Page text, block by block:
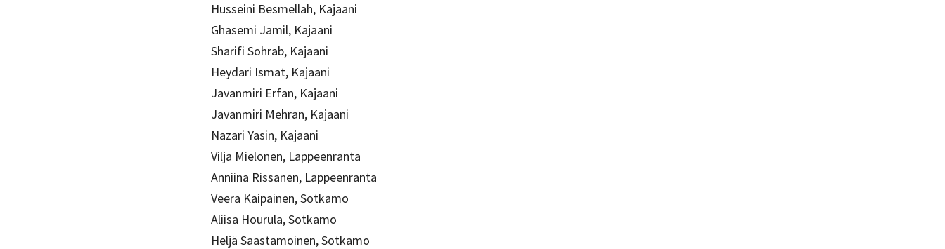
Husseini Besmellah, Kajaani
Ghasemi Jamil, Kajaani
Sharifi Sohrab, Kajaani
Heydari Ismat, Kajaani
Javanmiri Erfan, Kajaani
Javanmiri Mehran, Kajaani
Nazari Yasin, Kajaani
Vilja Mielonen, Lappeenranta
Anniina Rissanen, Lappeenranta
Veera Kaipainen, Sotkamo
Aliisa Hourula, Sotkamo
Heljä Saastamoinen, Sotkamo